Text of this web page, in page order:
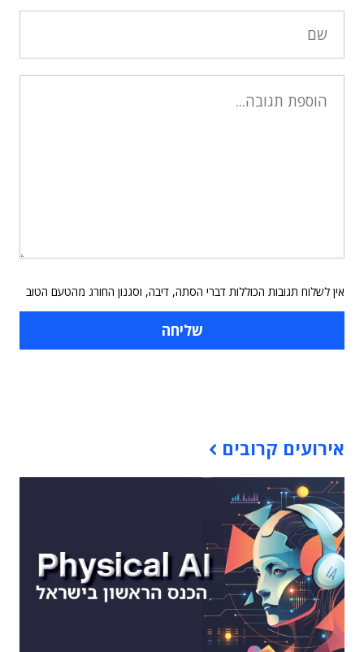
אין לשלוח תגובות הכוללות דברי הסתה, דיבה, וסגנון החורג מהטעם הטוב
אירועים קרובים